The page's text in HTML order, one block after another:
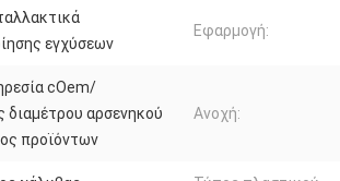
εγχύσεων
Εφαρμογή:
cOem/
διαμέτρου αρσενηκού
προϊόντων
Ανοχή: